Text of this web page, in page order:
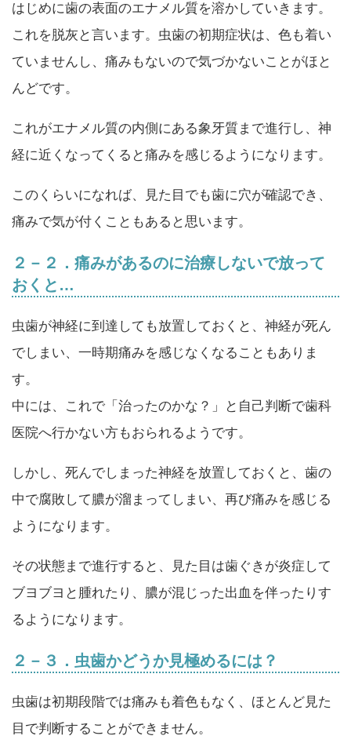
はじめに歯の表面のエナメル質を溶かしていきます。
これを脱灰と言います。虫歯の初期症状は、色も着い
ていませんし、痛みもないので気づかないことがほと
んどです。
これがエナメル質の内側にある象牙質まで進行し、神
経に近くなってくると痛みを感じるようになります。
このくらいになれば、見た目でも歯に穴が確認でき、
痛みで気が付くこともあると思います。
２－２．痛みがあるのに治療しないで放って
おくと…
虫歯が神経に到達しても放置しておくと、神経が死ん
でしまい、一時期痛みを感じなくなることもありま
す。
中には、これで「治ったのかな？」と自己判断で歯科
医院へ行かない方もおられるようです。
しかし、死んでしまった神経を放置しておくと、歯の
中で腐敗して膿が溜まってしまい、再び痛みを感じる
ようになります。
その状態まで進行すると、見た目は歯ぐきが炎症して
ブヨブヨと腫れたり、膿が混じった出血を伴ったりす
るようになります。
２－３．虫歯かどうか見極めるには？
虫歯は初期段階では痛みも着色もなく、ほとんど見た
目で判断することができません。